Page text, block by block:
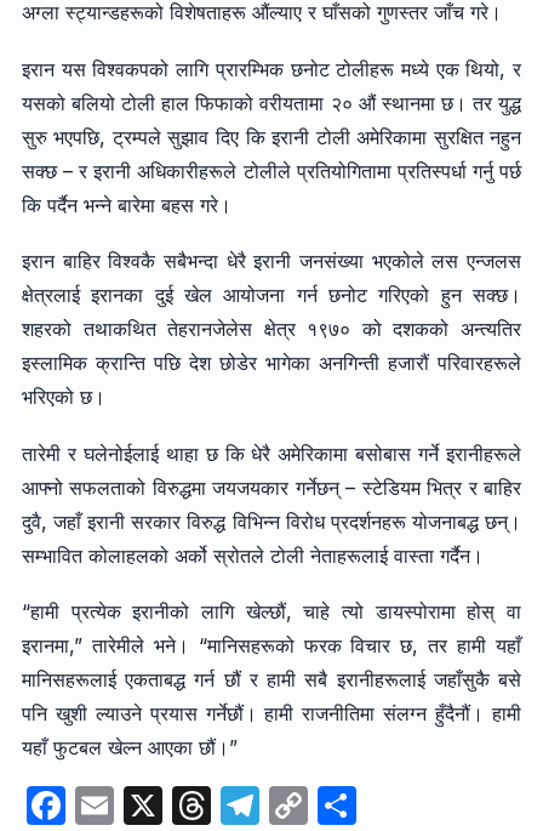
अग्ला स्ट्यान्डहरूको विशेषताहरू औंल्याए र घाँसको गुणस्तर जाँच गरे।
इरान यस विश्वकपको लागि प्रारम्भिक छनोट टोलीहरू मध्ये एक थियो, र
यसको बलियो टोली हाल फिफाको वरीयतामा २० औं स्थानमा छ। तर युद्ध
सुरु भएपछि, ट्रम्पले सुझाव दिए कि इरानी टोली अमेरिकामा सुरक्षित नहुन
सक्छ – र इरानी अधिकारीहरूले टोलीले प्रतियोगितामा प्रतिस्पर्धा गर्नु पर्छ
कि पर्दैन भन्ने बारेमा बहस गरे।
इरान बाहिर विश्वकै सबैभन्दा धेरै इरानी जनसंख्या भएकोले लस एन्जलस
क्षेत्रलाई इरानका दुई खेल आयोजना गर्न छनोट गरिएको हुन सक्छ।
शहरको तथाकथित तेहरानजेलेस क्षेत्र १९७० को दशकको अन्त्यतिर
इस्लामिक क्रान्ति पछि देश छोडेर भागेका अनगिन्ती हजारौं परिवारहरूले
भरिएको छ।
तारेमी र घलेनोईलाई थाहा छ कि धेरै अमेरिकामा बसोबास गर्ने इरानीहरूले
आफ्नो सफलताको विरुद्धमा जयजयकार गर्नेछन् – स्टेडियम भित्र र बाहिर
दुवै, जहाँ इरानी सरकार विरुद्ध विभिन्न विरोध प्रदर्शनहरू योजनाबद्ध छन्।
सम्भावित कोलाहलको अर्को स्रोतले टोली नेताहरूलाई वास्ता गर्दैन।
“हामी प्रत्येक इरानीको लागि खेल्छौं, चाहे त्यो डायस्पोरामा होस् वा
इरानमा,” तारेमीले भने। “मानिसहरूको फरक विचार छ, तर हामी यहाँ
मानिसहरूलाई एकताबद्ध गर्न छौं र हामी सबै इरानीहरूलाई जहाँसुकै बसे
पनि खुशी ल्याउने प्रयास गर्नेछौं। हामी राजनीतिमा संलग्न हुँदैनौं। हामी
यहाँ फुटबल खेल्न आएका छौं।”
F E X T T C S